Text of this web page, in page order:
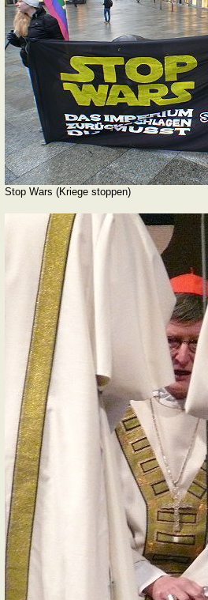
Stop Wars (Kriege stoppen)